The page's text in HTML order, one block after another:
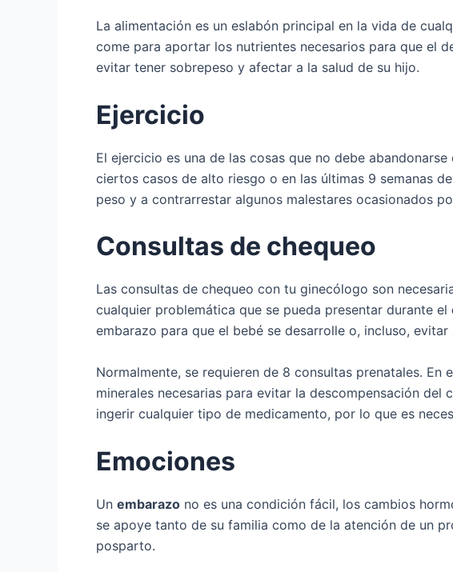
La alimentación es un eslabón principal en la vida de
come para aportar los nutrientes necesarios para que el
evitar tener sobrepeso y afectar a la salud de su hijo.
Ejercicio
El ejercicio es una de las cosas que no debe
ciertos casos de alto riesgo o en las últimas 9 semanas
peso y a contrarrestar algunos malestares ocasionados
Consultas de chequeo
Las consultas de chequeo con tu ginecólogo son
cualquier problemática que se pueda presentar durante el
embarazo para que el bebé se desarrolle o, incluso, evitar
Normalmente, se requieren de 8 consultas prenatales.
minerales necesarias para evitar la descompensación
ingerir cualquier tipo de medicamento, por lo que es
Emociones
Un embarazo no es una condición fácil, los cambios
se apoye tanto de su familia como de la atención de un
posparto.